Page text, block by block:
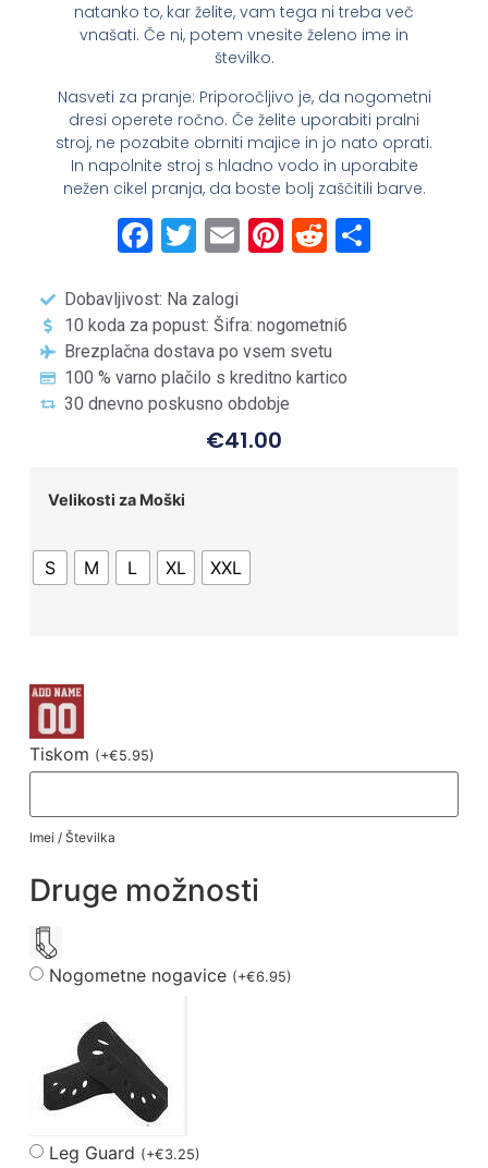
natanko to, kar želite, vam tega ni treba več
vnašati. Če ni, potem vnesite želeno ime in
številko.
Nasveti za pranje: Priporočljivo je, da nogometni
dresi operete ročno. Če želite uporabiti pralni
stroj, ne pozabite obrniti majice in jo nato oprati.
In napolnite stroj s hladno vodo in uporabite
nežen cikel pranja, da boste bolj zaščitili barve.
Facebook
Twitter
EmailPinterest
Reddit
Dobavljivost: Na zalogi
10 koda za popust: Šifra: nogometni6
Brezplačna dostava po vsem svetu
100 % varno plačilo s kreditno kartico
30 dnevno poskusno obdobje
€41.00
Velikosti za Moški
S M L XL XXL
Tiskom (+€5.95)
Imei / Številka
Druge možnosti
Nogometne nogavice (+€6.95)
Leg Guard (+€3.25)